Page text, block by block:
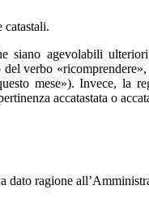
catastali.
siano agevolabili
verbo
mese»). Invece, la
accatastata o
dato ragione